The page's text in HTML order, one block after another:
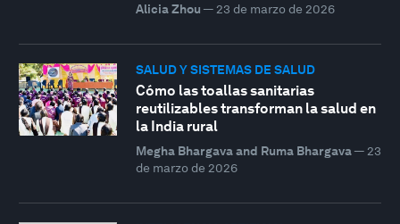
Alicia Zhou — 23 de marzo de 2026
SALUD Y SISTEMAS DE SALUD
Cómo las toallas sanitarias
reutilizables transforman la salud en
la India rural
Megha Bhargava and Ruma Bhargava— 23
de marzo de 2026